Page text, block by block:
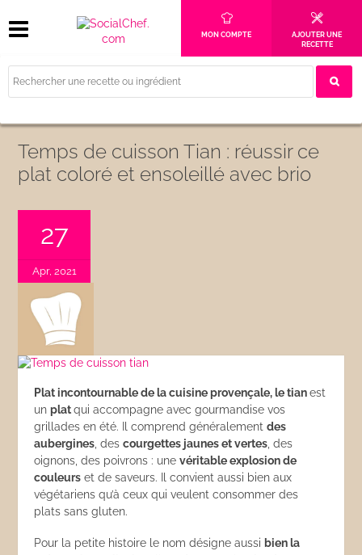
MON COMPTE
AJOUTER UNE
RECETTE
Temps de cuisson Tian : réussir ce
plat coloré et ensoleillé avec brio
27
Apr, 2021
Plat incontournable de la cuisine provençale, le tianest
unplatqui accompagne avec gourmandise vos
grillades en été. Il comprend généralementdes
aubergines , descourgettes jaunes et vertes , des
oignons, des poivrons : unevéritable explosion de
couleurs et de saveurs. Il convient aussi bien aux
végétariens qu’à ceux qui veulent consommer des
plats sans gluten.
Pour la petite histoire le nom désigne aussi bien la